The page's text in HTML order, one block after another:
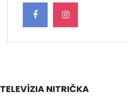
TELEVÍZIA NITRIČKA